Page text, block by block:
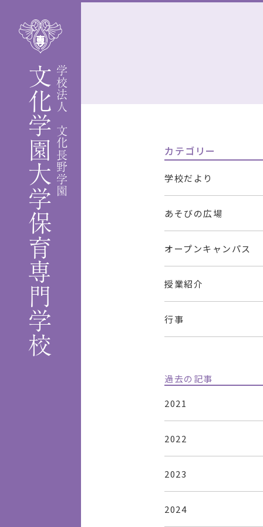
学校法人 文化長野学園
文化学園大学保育専門学校 カテゴリー
学校だより
あそびの広場
オープンキャンパス
授業紹介
行事
過去の記事
2021
2022
2023
2024